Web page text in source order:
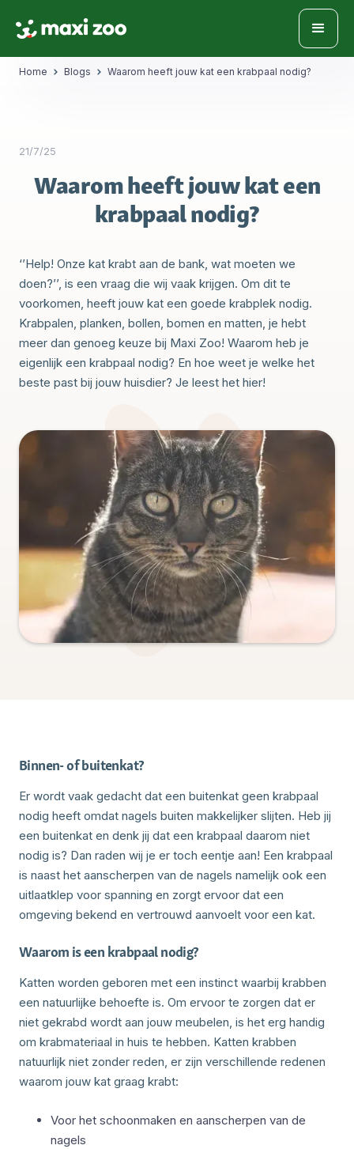
Home Blogs Waarom heeft jouw kat een krabpaal nodig?
21/7/25
Waarom heeft jouw kat een
krabpaal nodig?
‘’Help! Onze kat krabt aan de bank, wat moeten we
doen?’’, is een vraag die wij vaak krijgen. Om dit te
voorkomen, heeft jouw kat een goede krabplek nodig.
Krabpalen, planken, bollen, bomen en matten, je hebt
meer dan genoeg keuze bij Maxi Zoo! Waarom heb je
eigenlijk een krabpaal nodig? En hoe weet je welke het
beste past bij jouw huisdier? Je leest het hier!
Binnen- of buitenkat?
Er wordt vaak gedacht dat een buitenkat geen krabpaal
nodig heeft omdat nagels buiten makkelijker slijten. Heb jij
een buitenkat en denk jij dat een krabpaal daarom niet
nodig is? Dan raden wij je er toch eentje aan! Een krabpaal
is naast het aanscherpen van de nagels namelijk ook een
uitlaatklep voor spanning en zorgt ervoor dat een
omgeving bekend en vertrouwd aanvoelt voor een kat.
Waarom is een krabpaal nodig?
Katten worden geboren met een instinct waarbij krabben
een natuurlijke behoefte is. Om ervoor te zorgen dat er
niet gekrabd wordt aan jouw meubelen, is het erg handig
om krabmateriaal in huis te hebben. Katten krabben
natuurlijk niet zonder reden, er zijn verschillende redenen
waarom jouw kat graag krabt:
Voor het schoonmaken en aanscherpen van de
nagels